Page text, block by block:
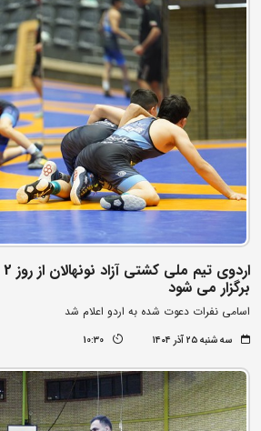
برگزار می شود
اسامی نفرات دعوت شده به اردو اعلام شد
سه شنبه ۲۵ آذر ۱۴۰۴ 10:30